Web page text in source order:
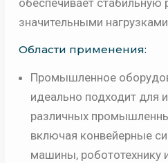
обеспечивает стабильную
значительными
Области применения:
Промышленное
идеально подходит для
различных
включая конвейерные
машины, робототехнику